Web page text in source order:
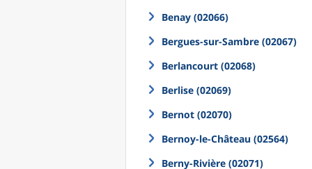
Benay (02066)
Bergues-sur-Sambre (02067)
Berlancourt (02068)
Berlise (02069)
Bernot (02070)
Bernoy-le-Château (02564)
Berny-Rivière (02071)